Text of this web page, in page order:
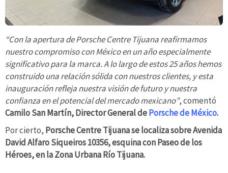
“Con la apertura de Porsche Centre Tijuana reafirmamos
nuestro compromiso con México en un año especialmente
significativo para la marca. A lo largo de estos 25 años hemos
construido una relación sólida con nuestros clientes, y esta
inauguración refleja nuestra visión de futuro y nuestra
confianza en el potencial del mercado mexicano”, comentó
Camilo San Martín, Director General dePorsche de México.
Por cierto, Porsche Centre Tijuana se localiza sobre Avenida
David Alfaro Siqueiros 10356, esquina con Paseo de los
Héroes, en la Zona Urbana Río Tijuana.